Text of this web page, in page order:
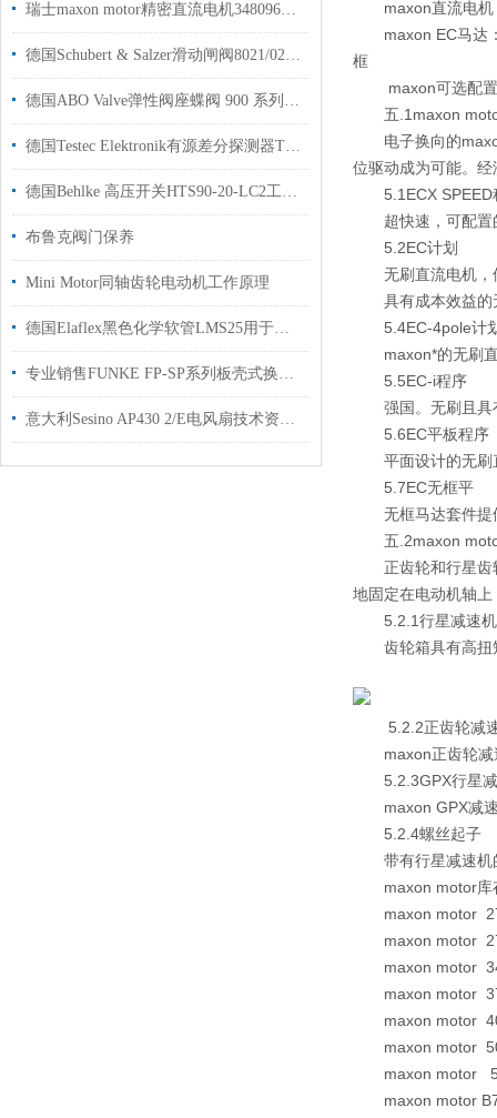
瑞士maxon motor精密直流电机348096用于激光打码机上使用
德国Schubert & Salzer滑动闸阀8021/025VGG103M用于化工行业使用
德国ABO Valve弹性阀座蝶阀 900 系列用于国内钢厂使用
德国Testec Elektronik有源差分探测器TT-SI 8052用于示波器上使用
德国Behlke 高压开关HTS90-20-LC2工厂现货授权代理
布鲁克阀门保养
Mini Motor同轴齿轮电动机工作原理
德国Elaflex黑色化学软管LMS25用于输送化学和矿物油产品现货
专业销售FUNKE FP-SP系列板壳式换热器
意大利Sesino AP430 2/E电风扇技术资料用于包装行业
maxon直流电
maxon EC马达
框
maxon可选配
五.1maxon
电子换向的
位驱动成为可能。
5.1ECX SPEED
超快速，可配
5.2EC计划
无刷直流电机
具有成本效益
5.4EC-4pole计
maxon*的无刷
5.5EC-i程序
强国。无刷且
5.6EC平板程序
平面设计的无
5.7EC无框平
无框马达套件
五.2maxon
正齿轮和行星
地固定在电动机轴上
5.2.1行星减速
齿轮箱具有高
5.2.2正齿轮减
maxon正齿轮
5.2.3GPX行星
maxon GPX减
5.2.4螺丝起子
带有行星减速
maxon motor库
maxon motor
maxon motor
maxon motor
maxon motor
maxon motor
maxon motor
maxon motor
maxon motor